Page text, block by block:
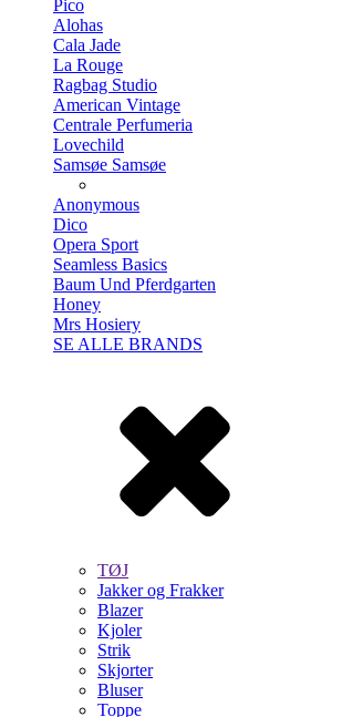
Pico
Alohas
Cala Jade
La Rouge
Ragbag Studio
American Vintage
Centrale Perfumeria
Lovechild
Samsøe Samsøe
Anonymous
Dico
Opera Sport
Seamless Basics
Baum Und Pferdgarten
Honey
Mrs Hosiery
SE ALLE BRANDS
TØJ
Jakker og Frakker
Blazer
Kjoler
Strik
Skjorter
Bluser
Toppe